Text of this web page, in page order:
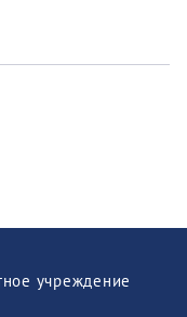
учреждение